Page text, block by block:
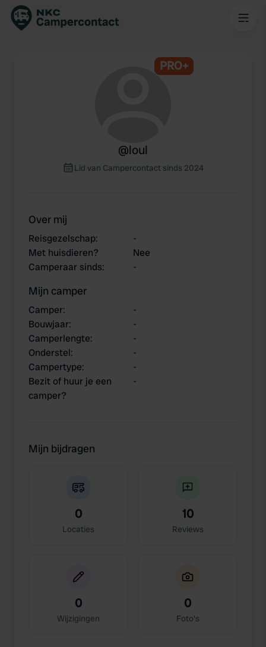
PRO+
@loul
Lid van Campercontact sinds 2024
Over mij
Reisgezelschap:
-
Met huisdieren?
Nee
Camperaar sinds: -
Mijn camper
Camper:
-
Bouwjaar:
-
Camperlengte:
-
Onderstel:
-
Campertype:
-
Bezit of huur je een
camper?
-
Mijn bijdragen
0
Locaties
10
Reviews
0
Wijzigingen
0
Foto's